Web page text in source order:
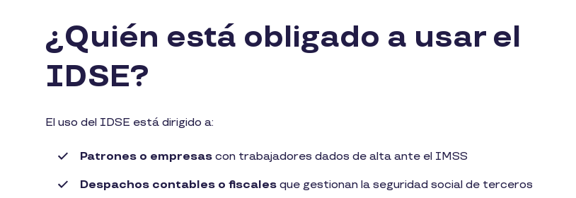
¿Quién está obligado a usar el
IDSE?
El uso del IDSE está dirigido a:
Patrones o empresas con trabajadores dados de alta ante el IMSS
Despachos contables o fiscales que gestionan la seguridad social de terceros